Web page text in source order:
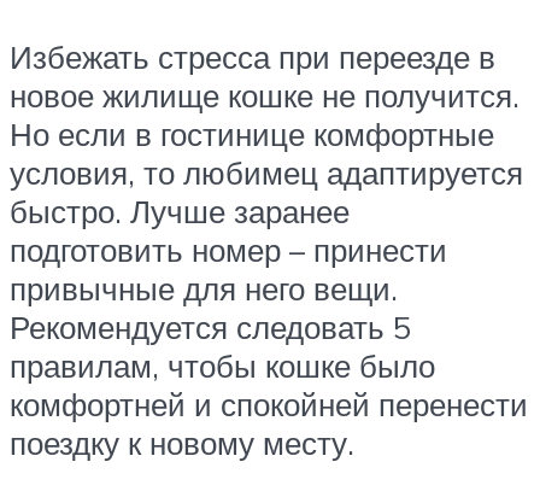
Избежать стресса при переезде в
новое жилище кошке не получится.
Но если в гостинице комфортные
условия, то любимец адаптируется
быстро. Лучше заранее
подготовить номер – принести
привычные для него вещи.
Рекомендуется следовать 5
правилам, чтобы кошке было
комфортней и спокойней перенести
поездку к новому месту.